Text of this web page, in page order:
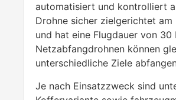
automatisiert und kontrolliert
Drohne sicher zielgerichtet
und hat eine Flugdauer von
Netzabfangdrohnen können
unterschiedliche Ziele
Je nach Einsatzzweck sind